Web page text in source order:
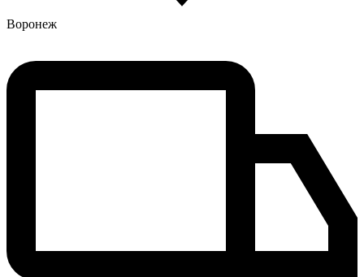
Воронеж